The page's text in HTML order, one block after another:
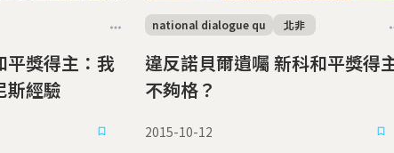
平獎得主：我
斯經驗
違反諾貝爾遺囑 新科和平獎得主
不夠格？
national dialogue qu 北非
2015-10-12